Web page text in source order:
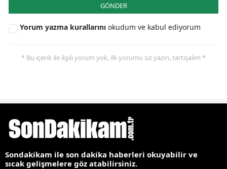
GÖNDER
Yorum yazma kurallarını okudum ve kabul ediyorum
* Bu içerik ile ilgili yorum yok, ilk yorumu siz yazın, tartışalım *
Sondakikam ile son dakika haberleri okuyabilir ve
sıcak gelişmelere göz atabilirsiniz.